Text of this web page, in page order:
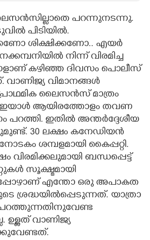
പറന്നുനടന്നു.
പിടിയിൽ.
ശിക്ഷിക്കണോ.. എയർ
നിന്ന് വിരമിച്ച
കഴിഞ്ഞ ദിവസം പൊലീസ്
വാണിജ്യ വിമാനങ്ങൾ
ലൈസൻസ് മാത്രം
ആയിരത്തോളം തവണ
പറത്തി. ഇതിൽ അന്തർദ്ദേശീയ
30 ലക്ഷം കനേഡിയൻ
ശമ്പളമായി കൈപ്പറ്റി.
വിരമിക്കലുമായി ബന്ധപ്പെട്ട്
സൂക്ഷ്മമായി
എന്തോ ഒരു അപാകത
ശ്രദ്ധയിൽപ്പെടുന്നത്. യാത്രാ
വാണിജ്യ